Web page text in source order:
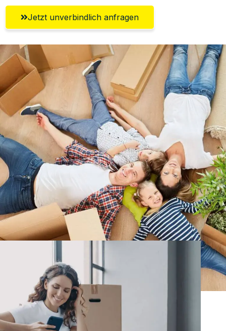
Jetzt unverbindlich anfragen